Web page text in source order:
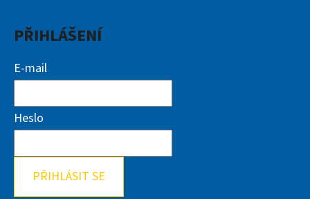
PŘIHLÁŠENÍ
E-mail
Heslo
PŘIHLÁSIT SE